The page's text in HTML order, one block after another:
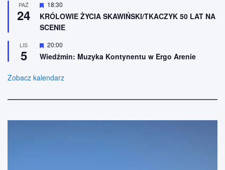
eż
n
i
o
e
PAŹ
24
W
y
r
ó
n
i
o
e
18:30
KRÓLOWIE ŻYCIA SKAWIŃSKI/TKACZYK 50 LAT NA
SCENIE
LIS
5
W
y
r
ż
o
20:00
Wiedźmin: Muzyka Kontynentu w Ergo Arenie
Zobacz kalendarz